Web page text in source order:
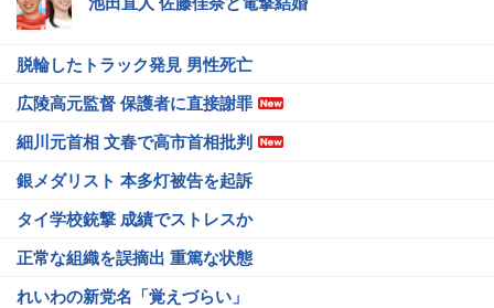
脱輪したトラック発見 男性死亡
広陵高元監督 保護者に直接謝罪
細川元首相 文春で高市首相批判
銀メダリスト 本多灯被告を起訴
タイ学校銃撃 成績でストレスか
正常な組織を誤摘出 重篤な状態
れいわの新党名「覚えづらい」